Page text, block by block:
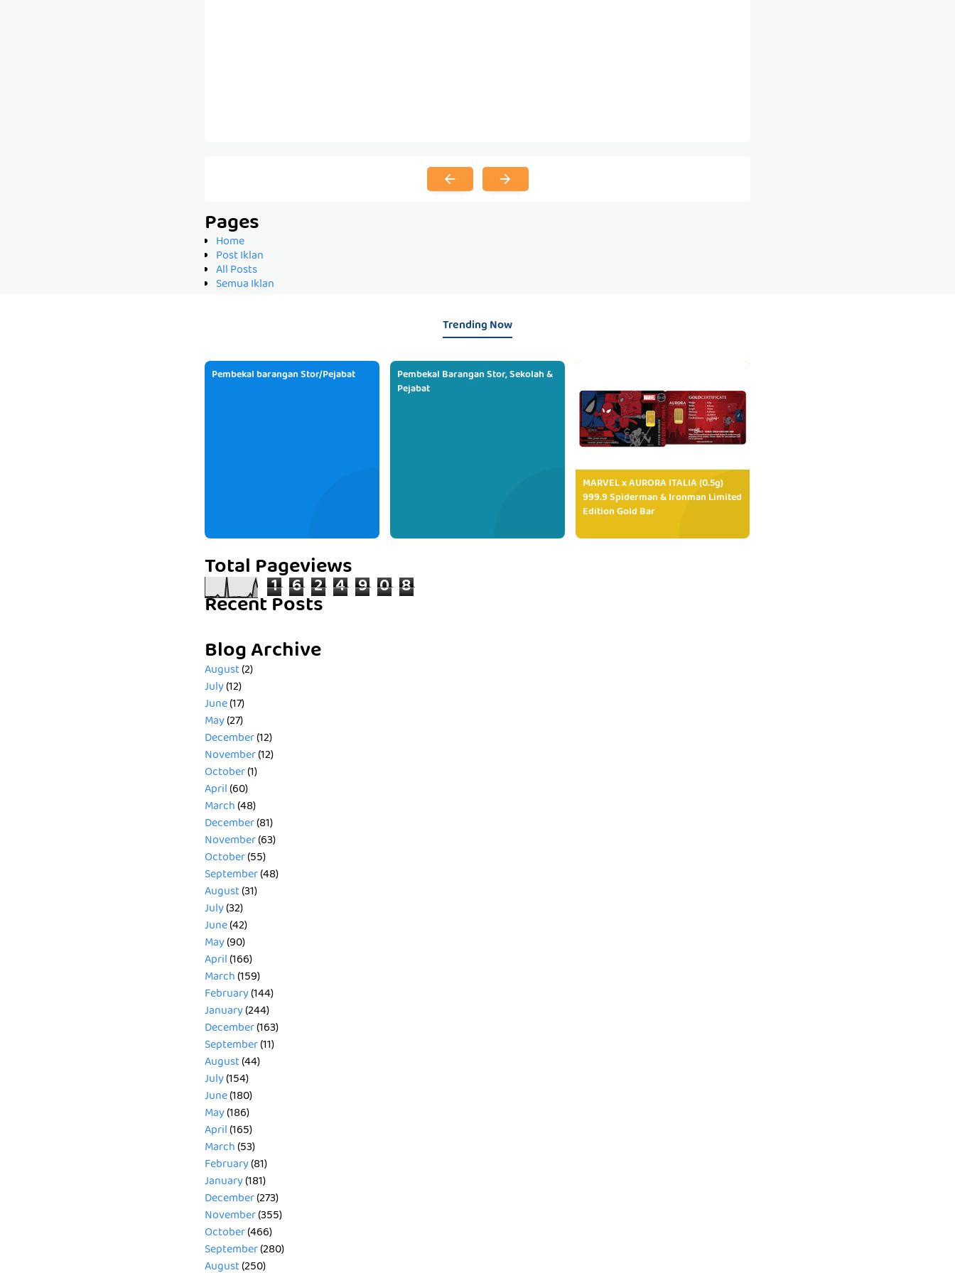
Pages
Home
Post Iklan
All Posts
Semua Iklan
Trending Now
Pembekal barangan Stor/Pejabat
Pembekal Barangan Stor, Sekolah &
Pejabat
MARVEL x AURORA ITALIA (0.5g)
999.9 Spiderman & Ironman Limited
Edition Gold Bar
Total Pageviews
1 6 2 4 9 0 8
Recent Posts
Blog Archive
August(2)
July(12)
June(17)
May(27)
December(12)
November(12)
October(1)
April(60)
March(48)
December(81)
November(63)
October(55)
September(48)
August(31)
July(32)
June(42)
May(90)
April(166)
March(159)
February(144)
January(244)
December(163)
September(11)
August(44)
July(154)
June(180)
May(186)
April(165)
March(53)
February(81)
January(181)
December(273)
November(355)
October(466)
September(280)
August(250)